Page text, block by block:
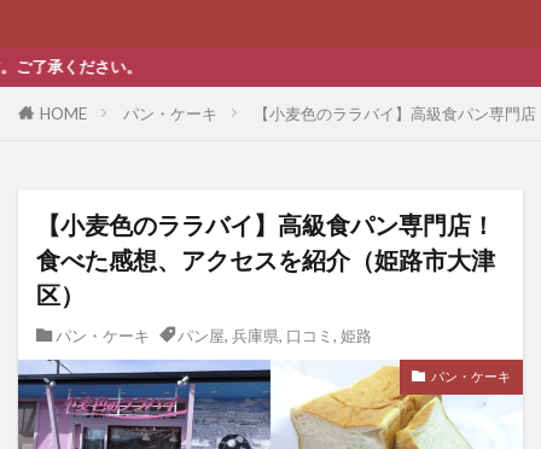
HOME パン・ケーキ 【小麦色のララバイ】高級食パン専門
【小麦色のララバイ】高級食パン専門店！
食べた感想、アクセスを紹介（姫路市大津
区）
パン・ケーキ パン屋, 兵庫県, 口コミ , 姫路
パン・ケーキ